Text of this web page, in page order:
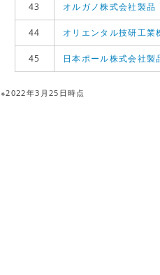
43 オルガノ株式会社製品
44 オリエンタル技研工業
45 日本ポール株式会社製
※2022年3月25日時点